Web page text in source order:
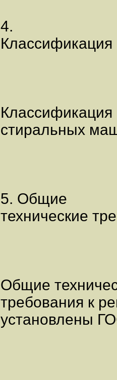
4.
стиральных
5. Общие
технические
Общие
требования к
установлены